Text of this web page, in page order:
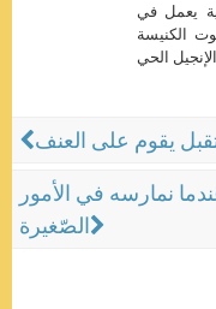
يعمل في
الكنيسة
يقوم على العنف
نمارسه في الأمور
الصّغيرة